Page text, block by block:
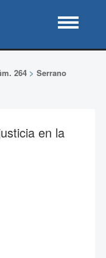
264> Serrano
en la